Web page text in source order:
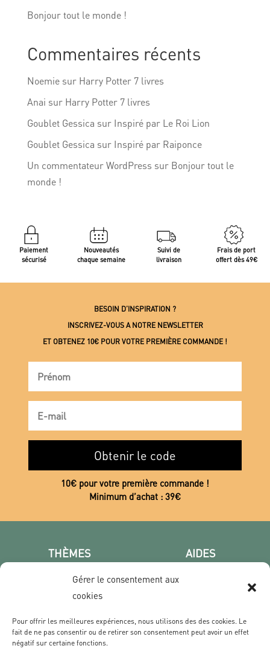
Gérer le consentement aux
cookies
Pour offrir les meilleures expériences, nous utilisons des des cookies. Le
fait de ne pas consentir ou de retirer son consentement peut avoir un effet
négatif sur certaine fonctions.
Bonjour tout le monde !
Commentaires récents
Noemiesur Harry Potter 7 livres
Anai sur Harry Potter 7 livres
Goublet Gessica sur Inspiré par Le Roi Lion
Goublet Gessica sur Inspiré par Raiponce
Un commentateur WordPress sur Bonjour tout le
monde !
Paiement
sécurisé
Nouveautés
chaque semaine
Suivi de
livraison
Frais de port
offert dès 49€
BESOIN D’INSPIRATION ?
INSCRIVEZ-VOUS A NOTRE NEWSLETTER
ET OBTENEZ 10€ POUR VOTRE PREMIÈRE COMMANDE !
Obtenir le code
10€ pour votre première commande !
Minimum d’achat : 39€
THÈMES
Poster photo
Les villes
Film & Série
AIDES